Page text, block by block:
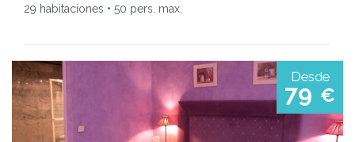
29 habitaciones • 50 pers. max.
Desde
79 €